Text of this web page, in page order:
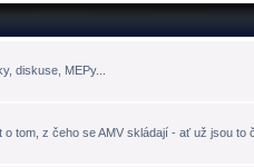
diskuse, MEPy...
o tom, z čeho se AMV skládají - ať už jsou to